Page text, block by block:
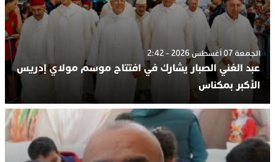
الجمعة 07 أغسطس 2026 - 2:42
عبد الغني الصبار يشارك في افتتاح موسم مولاي إدريس
الأكبر بمكناس